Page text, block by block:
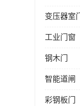
变压器室门
工业门窗
钢木门
智能道闸
彩钢板门